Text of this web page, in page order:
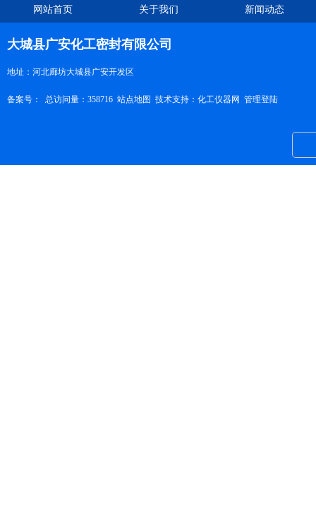
网站首页 关于我们 新闻动态
大城县广安化工密封有限公司
地址：河北廊坊大城县广安开发区
备案号： 总访问量：358716 站点地图 技术支持： 化工仪器网 管理登陆